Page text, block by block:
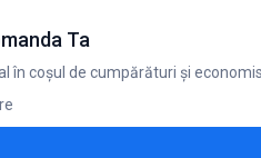
reducerea de 10% se aplică
Ta
în coșul de cumpărături și